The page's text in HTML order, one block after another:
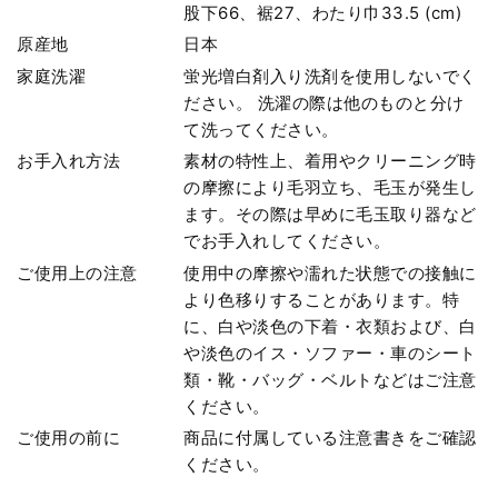
股下66、裾27、わたり巾33.5 (cm)
原産地
日本
家庭洗濯
蛍光増白剤入り洗剤を使用しないでく
ださい。 洗濯の際は他のものと分け
て洗ってください。
お手入れ方法
素材の特性上、着用やクリーニング時
の摩擦により毛羽立ち、毛玉が発生し
ます。その際は早めに毛玉取り器など
でお手入れしてください。
ご使用上の注意
使用中の摩擦や濡れた状態での接触に
より色移りすることがあります。特
に、白や淡色の下着・衣類および、白
や淡色のイス・ソファー・車のシート
類・靴・バッグ・ベルトなどはご注意
ください。
ご使用の前に
商品に付属している注意書きをご確認
ください。